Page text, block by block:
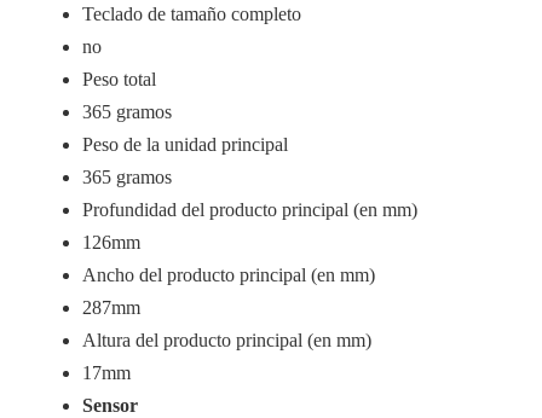
Teclado de tamaño completo
no
Peso total
365 gramos
Peso de la unidad principal
365 gramos
Profundidad del producto principal (en mm)
126mm
Ancho del producto principal (en mm)
287mm
Altura del producto principal (en mm)
17mm
Sensor